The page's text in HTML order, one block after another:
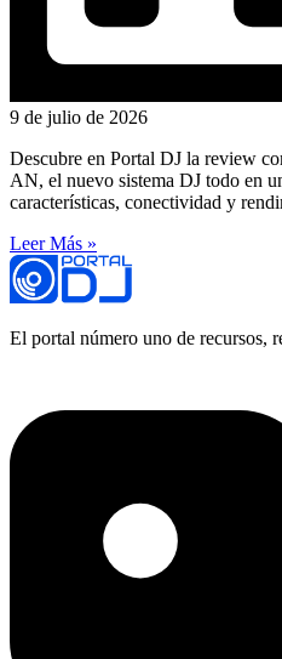
9 de julio de 2026
Descubre en Portal DJ la review
AN, el nuevo sistema DJ todo en
características, conectividad y
Leer Más »
El portal número uno de recursos,